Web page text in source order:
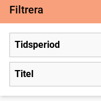
Filtrera
Tidsperiod
Titel